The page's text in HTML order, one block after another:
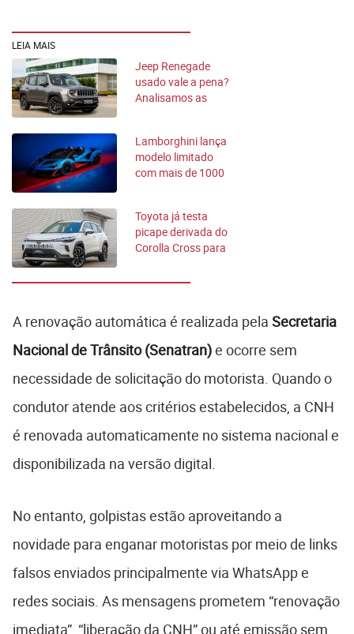
LEIA MAIS
Jeep Renegade
usado vale a pena?
Analisamos as
Lamborghini lança
modelo limitado
com mais de 1000
Toyota já testa
picape derivada do
Corolla Cross para
A renovação automática é realizada pela Secretaria
Nacional de Trânsito (Senatran)e ocorre sem
necessidade de solicitação do motorista. Quando o
condutor atende aos critérios estabelecidos, a CNH
é renovada automaticamente no sistema nacional e
disponibilizada na versão digital.
No entanto, golpistas estão aproveitando a
novidade para enganar motoristas por meio de links
falsos enviados principalmente via WhatsApp e
redes sociais. As mensagens prometem “renovação
imediata”, “liberação da CNH” ou até emissão sem